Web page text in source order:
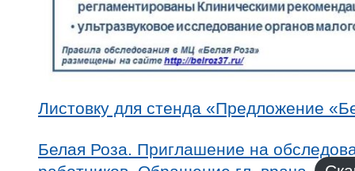
Листовку для стенда «Предложение
Белая Роза. Приглашение на